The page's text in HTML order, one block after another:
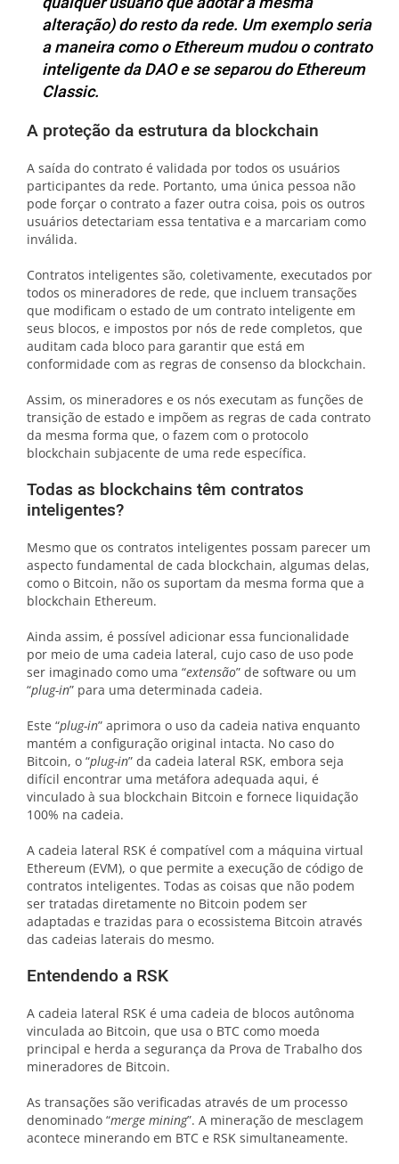
alteração) do resto da rede. Um exemplo seria
a maneira como o Ethereum mudou o contrato
inteligente da DAO e se separou do Ethereum
Classic.
A proteção da estrutura da blockchain
A saída do contrato é validada por todos os usuários
participantes da rede. Portanto, uma única pessoa não
pode forçar o contrato a fazer outra coisa, pois os outros
usuários detectariam essa tentativa e a marcariam como
inválida.
Contratos inteligentes são, coletivamente, executados por
todos os mineradores de rede, que incluem transações
que modificam o estado de um contrato inteligente em
seus blocos, e impostos por nós de rede completos, que
auditam cada bloco para garantir que está em
conformidade com as regras de consenso da blockchain.
Assim, os mineradores e os nós executam as funções de
transição de estado e impõem as regras de cada contrato
da mesma forma que, o fazem com o protocolo
blockchain subjacente de uma rede específica.
Todas as blockchains têm contratos
inteligentes?
Mesmo que os contratos inteligentes possam parecer um
aspecto fundamental de cada blockchain, algumas delas,
como o Bitcoin, não os suportam da mesma forma que a
blockchain Ethereum.
Ainda assim, é possível adicionar essa funcionalidade
por meio de uma cadeia lateral, cujo caso de uso pode
ser imaginado como uma “extensão” de software ou um
“plug-in” para uma determinada cadeia.
Este “plug-in” aprimora o uso da cadeia nativa enquanto
mantém a configuração original intacta. No caso do
Bitcoin, o “plug-in” da cadeia lateral RSK, embora seja
difícil encontrar uma metáfora adequada aqui, é
vinculado à sua blockchain Bitcoin e fornece liquidação
100% na cadeia.
A cadeia lateral RSK é compatível com a máquina virtual
Ethereum (EVM), o que permite a execução de código de
contratos inteligentes. Todas as coisas que não podem
ser tratadas diretamente no Bitcoin podem ser
adaptadas e trazidas para o ecossistema Bitcoin através
das cadeias laterais do mesmo.
Entendendo a RSK
A cadeia lateral RSK é uma cadeia de blocos autônoma
vinculada ao Bitcoin, que usa o BTC como moeda
principal e herda a segurança da Prova de Trabalho dos
mineradores de Bitcoin.
As transações são verificadas através de um processo
denominado “merge mining”. A mineração de mesclagem
acontece minerando em BTC e RSK simultaneamente.